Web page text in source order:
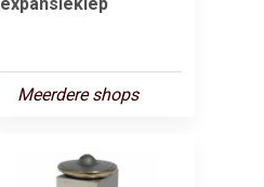
Meerdere shops